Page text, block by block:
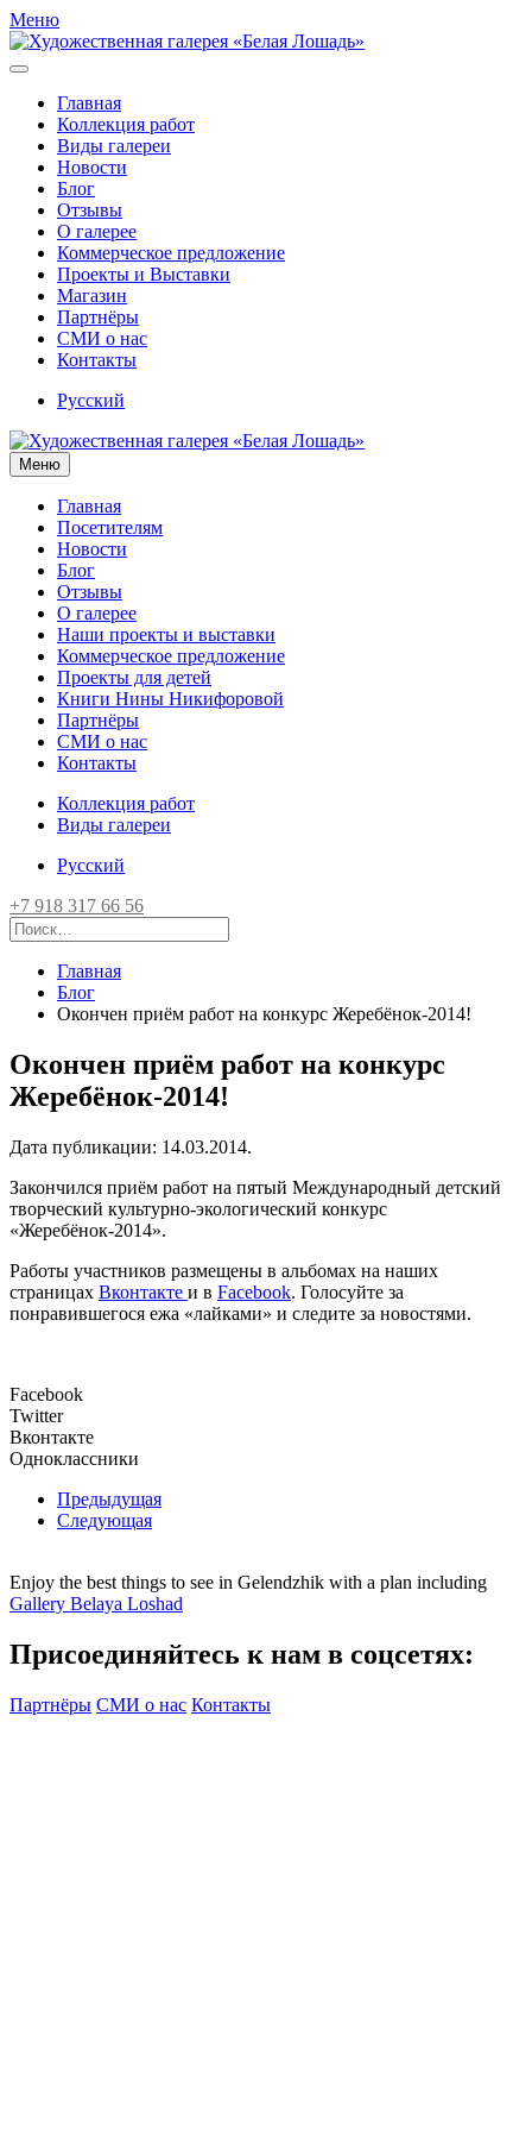
Меню
Главная
Коллекция работ
Виды галереи
Новости
Блог
Отзывы
О галерее
Коммерческое предложение
Проекты и Выставки
Магазин
Партнёры
СМИ о нас
Контакты
Русский
Меню
Главная
Посетителям
Новости
Блог
Отзывы
О галерее
Наши проекты и выставки
Коммерческое предложение
Проекты для детей
Книги Нины Никифоровой
Партнёры
СМИ о нас
Контакты
Коллекция работ
Виды галереи
Русский
+7 918 317 66 56
Главная
Блог
Окончен приём работ на конкурс Жеребёнок-2014!
Окончен приём работ на конкурс
Жеребёнок-2014!
Дата публикации: 14.03.2014.
Закончился приём работ на пятый Международный детский
творческий культурно-экологический конкурс
«Жеребёнок-2014».
Работы участников размещены в альбомах на наших
страницах Вконтакте и в Facebook. Голосуйте за
понравившегося ежа «лайками» и следите за новостями.
Facebook
Twitter
Вконтакте
Одноклассники
Предыдущая
Следующая
Enjoy the best things to see in Gelendzhik with a plan including
Gallery Belaya Loshad
Присоединяйтесь к нам в соцсетях:
Партнёры СМИ о нас Контакты